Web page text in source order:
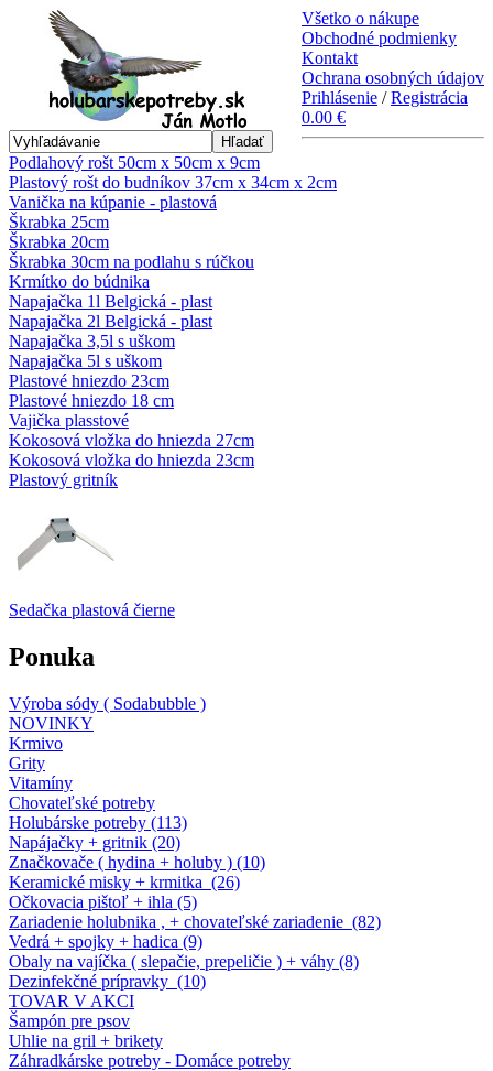
Všetko o nákupe
Obchodné podmienky
Kontakt
Ochrana osobných údajov
Prihlásenie /Registrácia
0.00 €
Hľadať
Podlahový rošt 50cm x 50cm x 9cm
Plastový rošt do budníkov 37cm x 34cm x 2cm
Vanička na kúpanie - plastová
Škrabka 25cm
Škrabka 20cm
Škrabka 30cm na podlahu s rúčkou
Krmítko do búdnika
Napajačka 1l Belgická - plast
Napajačka 2l Belgická - plast
Napajačka 3,5l s uškom
Napajačka 5l s uškom
Plastové hniezdo 23cm
Plastové hniezdo 18 cm
Vajička plasstové
Kokosová vložka do hniezda 27cm
Kokosová vložka do hniezda 23cm
Plastový gritník
Sedačka plastová čierne
Ponuka
Výroba sódy ( Sodabubble )
NOVINKY
Krmivo
Grity
Vitamíny
Chovateľské potreby
Holubárske potreby (113)
Napájačky + gritnik (20)
Značkovače ( hydina + holuby ) (10)
Keramické misky + krmitka (26)
Očkovacia pištoľ + ihla (5)
Zariadenie holubnika , + chovateľské zariadenie (82)
Vedrá + spojky + hadica (9)
Obaly na vajíčka ( slepačie, prepeličie ) + váhy (8)
Dezinfekčné prípravky (10)
TOVAR V AKCI
Šampón pre psov
Uhlie na gril + brikety
Záhradkárske potreby - Domáce potreby